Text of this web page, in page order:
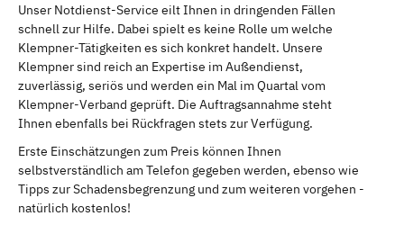
Unser Notdienst-Service eilt Ihnen in dringenden Fällen
schnell zur Hilfe. Dabei spielt es keine Rolle um welche
Klempner-Tätigkeiten es sich konkret handelt. Unsere
Klempner sind reich an Expertise im Außendienst,
zuverlässig, seriös und werden ein Mal im Quartal vom
Klempner-Verband geprüft. Die Auftragsannahme steht
Ihnen ebenfalls bei Rückfragen stets zur Verfügung.
Erste Einschätzungen zum Preis können Ihnen
selbstverständlich am Telefon gegeben werden, ebenso wie
Tipps zur Schadensbegrenzung und zum weiteren vorgehen -
natürlich kostenlos!